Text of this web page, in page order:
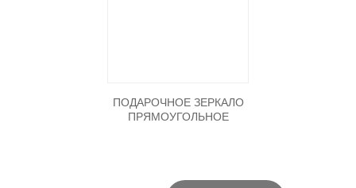
ПОДАРОЧНОЕ ЗЕРКАЛО
ПРЯМОУГОЛЬНОЕ